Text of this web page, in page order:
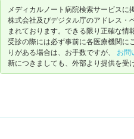
メディカルノート病院検索サービス
株式会社及びデジタル庁のアドレス・
まれております。できる限り正確な
受診の際には必ず事前に各医療機関に
りがある場合は、お手数ですが、 お問
新につきましても、外部より提供を受